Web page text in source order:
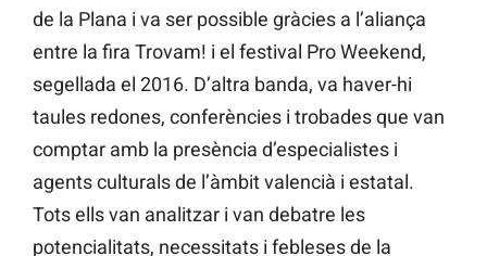
de la Plana i va ser possible gràcies a l’aliança
entre la fira Trovam! i el festival Pro Weekend,
segellada el 2016. D’altra banda, va haver-hi
taules redones, conferències i trobades que van
comptar amb la presència d’especialistes i
agents culturals de l’àmbit valencià i estatal.
Tots ells van analitzar i van debatre les
potencialitats, necessitats i febleses de la